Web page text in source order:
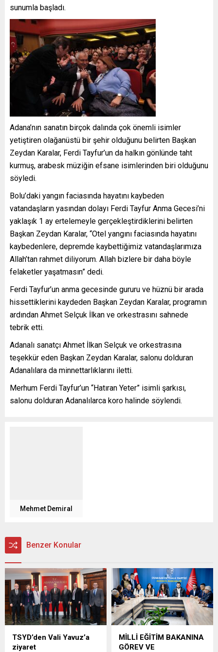
sunumla başladı.
Adana’nın sanatın birçok dalında çok önemli isimler
yetiştiren olağanüstü bir şehir olduğunu belirten Başkan
Zeydan Karalar, Ferdi Tayfur’un da halkın gönlünde taht
kurmuş, arabesk müziğin efsane isimlerinden biri olduğunu
söyledi.
Bolu’daki yangın faciasında hayatını kaybeden
vatandaşların yasından dolayı Ferdi Tayfur Anma Gecesi’ni
yaklaşık 1 ay ertelemeyle gerçekleştirdiklerini belirten
Başkan Zeydan Karalar, “Otel yangını faciasında hayatını
kaybedenlere, depremde kaybettiğimiz vatandaşlarımıza
Allah’tan rahmet diliyorum. Allah bizlere bir daha böyle
felaketler yaşatmasın” dedi.
Ferdi Tayfur’un anma gecesinde gururu ve hüznü bir arada
hissettiklerini kaydeden Başkan Zeydan Karalar, programın
ardından Ahmet Selçuk İlkan ve orkestrasını sahnede
tebrik etti.
Adanalı sanatçı Ahmet İlkan Selçuk ve orkestrasına
teşekkür eden Başkan Zeydan Karalar, salonu dolduran
Adanalılara da minnettarlıklarını iletti.
Merhum Ferdi Tayfur’un “Hatıran Yeter” isimli şarkısı,
salonu dolduran Adanalılarca koro halinde söylendi.
Mehmet Demiral
Benzer Konular
TSYD’den Vali Yavuz’a
ziyaret
MİLLİ EĞİTİM BAKANINA
GÖREV VE